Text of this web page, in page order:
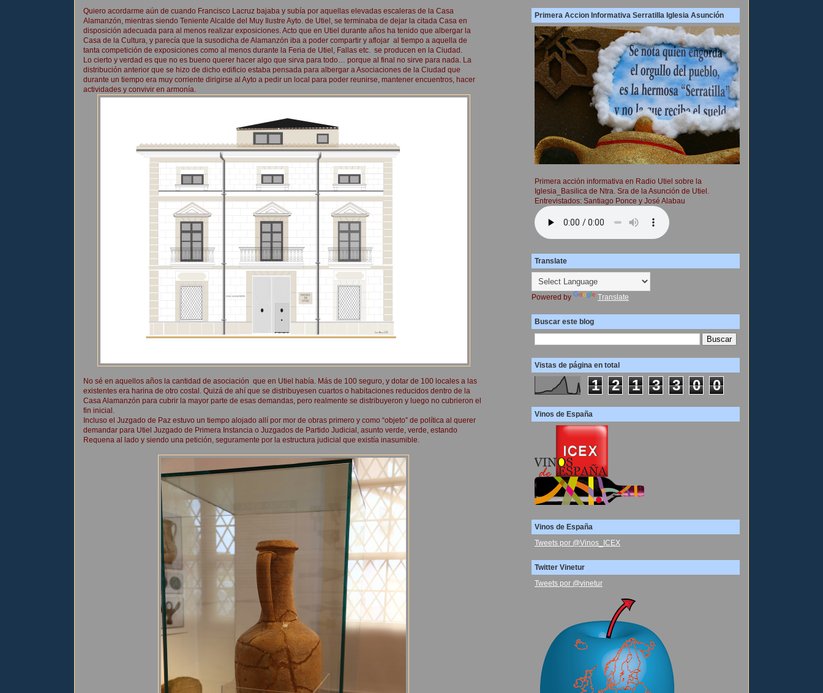
Quiero acordarme aún de cuando Francisco Lacruz bajaba y subía por aquellas elevadas escaleras de la Casa
Alamanzón, mientras siendo Teniente Alcalde del Muy Ilustre Ayto. de Utiel, se terminaba de dejar la citada Casa en
disposición adecuada para al menos realizar exposiciones. Acto que en Utiel durante años ha tenido que albergar la
Casa de la Cultura, y parecía que la susodicha de Alamanzón iba a poder compartir y aflojar al tiempo a aquella de
tanta competición de exposiciones como al menos durante la Feria de Utiel, Fallas etc. se producen en la Ciudad.
Lo cierto y verdad es que no es bueno querer hacer algo que sirva para todo… porque al final no sirve para nada. La
distribución anterior que se hizo de dicho edificio estaba pensada para albergar a Asociaciones de la Ciudad que
durante un tiempo era muy corriente dirigirse al Ayto a pedir un local para poder reunirse, mantener encuentros, hacer
actividades y convivir en armonía.
No sé en aquellos años la cantidad de asociación que en Utiel había. Más de 100 seguro, y dotar de 100 locales a las
existentes era harina de otro costal. Quizá de ahí que se distribuyesen cuartos o habitaciones reducidos dentro de la
Casa Alamanzón para cubrir la mayor parte de esas demandas, pero realmente se distribuyeron y luego no cubrieron el
fin inicial.
Incluso el Juzgado de Paz estuvo un tiempo alojado allí por mor de obras primero y como “objeto” de política al querer
demandar para Utiel Juzgado de Primera Instancia o Juzgados de Partido Judicial, asunto verde, verde, estando
Requena al lado y siendo una petición, seguramente por la estructura judicial que existía inasumible.
Primera Accion Informativa Serratilla Iglesia Asunción
Primera acción informativa en Radio Utiel sobre la
Iglesia_Basilica de Ntra. Sra de la Asunción de Utiel.
Entrevistados: Santiago Ponce y José Alabau
Translate
Powered by Translate
Buscar este blog
Vistas de página en total
1 2 1 3 3 0 0
Vinos de España
Vinos de España
Tweets por @Vinos_ICEX
Twitter Vinetur
Tweets por @vinetur